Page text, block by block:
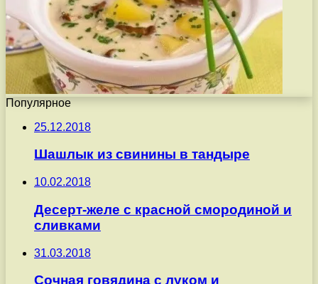
Популярное
25.12.2018
Шашлык из свинины в тандыре
10.02.2018
Десерт-желе с красной смородиной и
сливками
31.03.2018
Сочная говядина с луком и